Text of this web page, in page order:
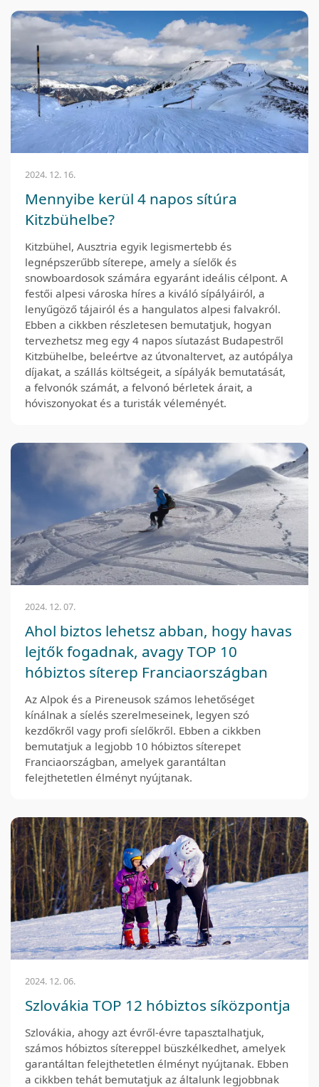
2024. 12. 16.
Mennyibe kerül 4 napos sítúra
Kitzbühelbe?
Kitzbühel, Ausztria egyik legismertebb és
legnépszerűbb síterepe, amely a síelők és
snowboardosok számára egyaránt ideális célpont. A
festői alpesi városka híres a kiváló sípályáiról, a
lenyűgöző tájairól és a hangulatos alpesi falvakról.
Ebben a cikkben részletesen bemutatjuk, hogyan
tervezhetsz meg egy 4 napos síutazást Budapestről
Kitzbühelbe, beleértve az útvonaltervet, az autópálya
díjakat, a szállás költségeit, a sípályák bemutatását,
a felvonók számát, a felvonó bérletek árait, a
hóviszonyokat és a turisták véleményét.
2024. 12. 07.
Ahol biztos lehetsz abban, hogy havas
lejtők fogadnak, avagy TOP 10
hóbiztos síterep Franciaországban
Az Alpok és a Pireneusok számos lehetőséget
kínálnak a síelés szerelmeseinek, legyen szó
kezdőkről vagy profi síelőkről. Ebben a cikkben
bemutatjuk a legjobb 10 hóbiztos síterepet
Franciaországban, amelyek garantáltan
felejthetetlen élményt nyújtanak.
2024. 12. 06.
Szlovákia TOP 12 hóbiztos síközpontja
Szlovákia, ahogy azt évről-évre tapasztalhatjuk,
számos hóbiztos sítereppel büszkélkedhet, amelyek
garantáltan felejthetetlen élményt nyújtanak. Ebben
a cikkben tehát bemutatjuk az általunk legjobbnak